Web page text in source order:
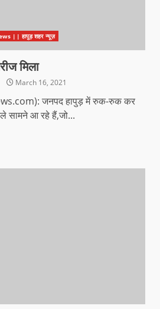
|| हापुड़ शहर न्यूज़
मिला
March 16, 2021
जनपद हापुड़ में रुक-रुक कर
सामने आ रहे हैं,जो...